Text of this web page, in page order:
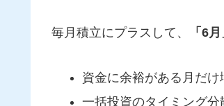
毎月積立にプラスして、 「6
資金に余裕がある月だけ
一括投資のタイミング分